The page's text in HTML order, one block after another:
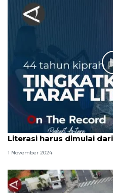
Literasi harus dimulai
1 November 2024